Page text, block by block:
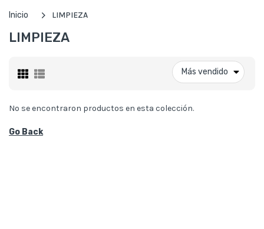
Inicio LIMPIEZA
LIMPIEZA
Más vendido
No se encontraron productos en esta colección.
Go Back